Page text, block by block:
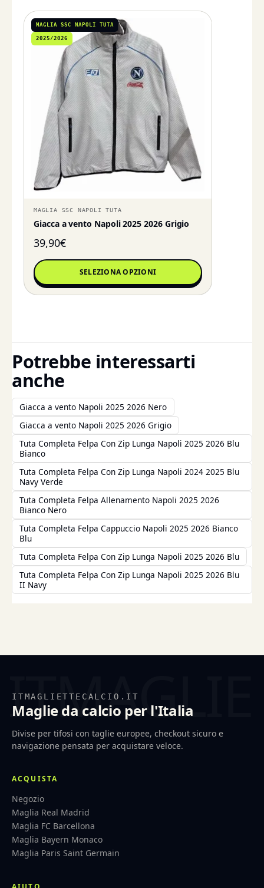
MAGLIA SSC NAPOLI TUTA
2025/2026
MAGLIA SSC NAPOLI TUTA
Giacca a vento Napoli 2025 2026 Grigio
39,90€
SELEZIONA OPZIONI
Potrebbe interessarti
anche
Giacca a vento Napoli 2025 2026 Nero
Giacca a vento Napoli 2025 2026 Grigio
Tuta Completa Felpa Con Zip Lunga Napoli 2025 2026 Blu
Bianco
Tuta Completa Felpa Con Zip Lunga Napoli 2024 2025 Blu
Navy Verde
Tuta Completa Felpa Allenamento Napoli 2025 2026
Bianco Nero
Tuta Completa Felpa Cappuccio Napoli 2025 2026 Bianco
Blu
Tuta Completa Felpa Con Zip Lunga Napoli 2025 2026 Blu
Tuta Completa Felpa Con Zip Lunga Napoli 2025 2026 Blu
II Navy
ITMAGLIETTECALCIO.IT
Maglie da calcio per l'Italia
Divise per tifosi con taglie europee, checkout sicuro e
navigazione pensata per acquistare veloce.
ACQUISTA
Negozio
Maglia Real Madrid
Maglia FC Barcellona
Maglia Bayern Monaco
Maglia Paris Saint Germain